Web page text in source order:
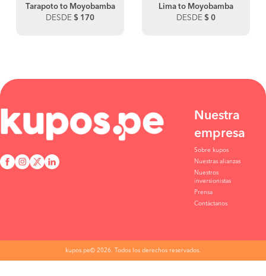
Tarapoto to Moyobamba
DESDE $ 170
Lima to Moyobamba
DESDE $ 0
Nuestra
empresa
Sobre kupos
Nuestras alianzas
Nuestros
inversionistas
Prensa
Contáctanos
kupos.pe© 2026. Todos los derechos reservados.